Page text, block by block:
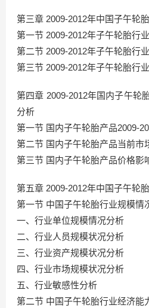
第三章 2009-2012年中国子午轮
第一节 2009-2012年子午轮胎行
第二节 2009-2012年子午轮胎行
第三节 2009-2012年子午轮胎行
第四章 2009-2012年国内子午轮
分析
第一节 国内子午轮胎产品2009-
第二节 国内子午轮胎产品当前市
第三节 国内子午轮胎产品价格影
第五章 2009-2012年中国子午轮
第一节 中国子午轮胎行业规模情
一、行业单位规模情况分析
二、行业人员规模状况分析
三、行业资产规模状况分析
四、行业市场规模状况分析
五、行业敏感性分析
第二节 中国子午轮胎行业经济能